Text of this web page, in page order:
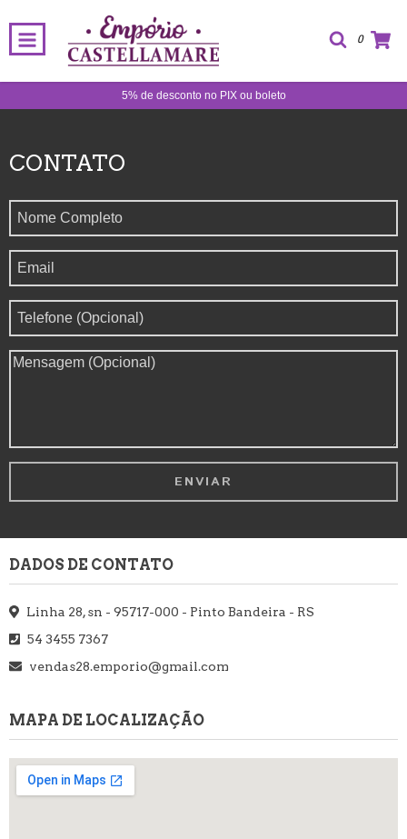
0
5% de desconto no PIX ou boleto
CONTATO
DADOS DE CONTATO
Linha 28, sn - 95717-000 - Pinto Bandeira - RS
54 3455 7367
vendas28.emporio@gmail.com
MAPA DE LOCALIZAÇÃO